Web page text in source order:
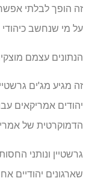
על מי שנחשב כיהודי
הנתונים עצמם
זה מגיע מג'ים
הדמוקרטית של
גרשטיין ונותני
שארגונים יהודיים